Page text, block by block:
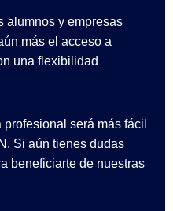
alumnos y empresas
más el acceso a
una flexibilidad
será más fácil
Si aún tienes dudas
beneficiarte de nuestras